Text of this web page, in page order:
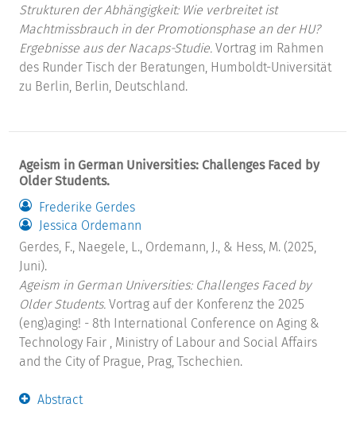
Strukturen der Abhängigkeit: Wie verbreitet ist
Machtmissbrauch in der Promotionsphase an der HU?
Ergebnisse aus der Nacaps-Studie. Vortrag im Rahmen
des Runder Tisch der Beratungen, Humboldt-Universität
zu Berlin, Berlin, Deutschland.
Ageism in German Universities: Challenges Faced by
Older Students.
Frederike Gerdes
Jessica Ordemann
Gerdes, F., Naegele, L., Ordemann, J., & Hess, M. (2025,
Juni).
Ageism in German Universities: Challenges Faced by
Older Students. Vortrag auf der Konferenz the 2025
(eng)aging! - 8th International Conference on Aging &
Technology Fair , Ministry of Labour and Social Affairs
and the City of Prague, Prag, Tschechien.
Abstract